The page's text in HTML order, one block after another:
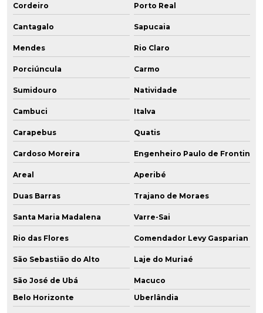
Cordeiro Porto Real
Cantagalo Sapucaia
Mendes Rio Claro
Porciúncula Carmo
Sumidouro Natividade
Cambuci Italva
Carapebus Quatis
Cardoso Moreira Engenheiro Paulo de Frontin
Areal Aperibé
Duas Barras Trajano de Moraes
Santa Maria Madalena Varre-Sai
Rio das Flores Comendador Levy Gasparian
São Sebastião do Alto Laje do Muriaé
São José de Ubá
Macuco
Belo Horizonte
Uberlândia